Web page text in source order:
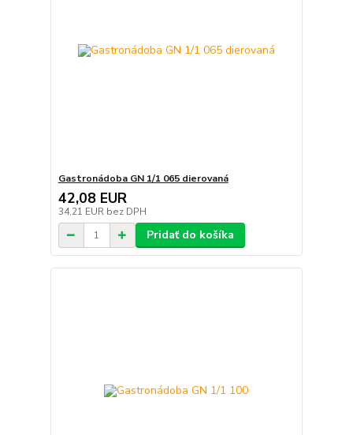
Gastronádoba GN 1/1 065 dierovaná
42,08 EUR
34,21 EUR bez DPH
Pridať do košíka